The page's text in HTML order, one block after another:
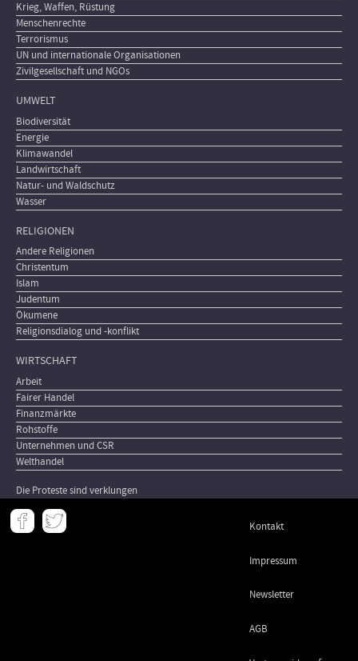
Krieg, Waffen, Rüstung
Menschenrechte
Terrorismus
UN und internationale Organisationen
Zivilgesellschaft und NGOs
UMWELT
Biodiversität
Energie
Klimawandel
Landwirtschaft
Natur- und Waldschutz
Wasser
RELIGIONEN
Andere Religionen
Christentum
Islam
Judentum
Ökumene
Religionsdialog und -konflikt
WIRTSCHAFT
Arbeit
Fairer Handel
Finanzmärkte
Rohstoffe
Unternehmen und CSR
Welthandel
Die Proteste sind verklungen
Meta
- Kontakt
Impressum
Newsletter
AGB